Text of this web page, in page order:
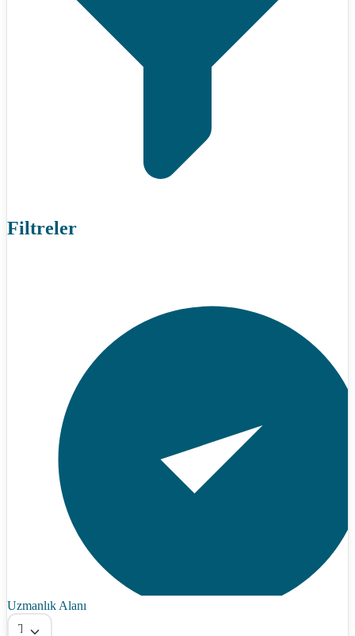
Filtreler
Uzmanlık Alanı
Tümü